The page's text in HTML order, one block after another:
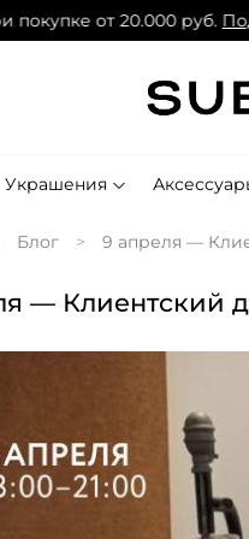
от 20.000 руб.
Украшения
Блог 9 апреля —
— Клиентский